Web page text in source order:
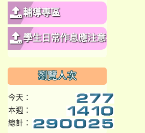
輔導專區
學生日常作息應注意事
瀏覽人次
今天：
本週：
總計：